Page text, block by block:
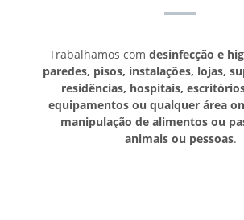
Trabalhamos com desinfecção e
paredes, pisos, instalações, lojas,
residências, hospitais,
equipamentos ou qualquer área
manipulação de alimentos ou
animais ou pessoas.